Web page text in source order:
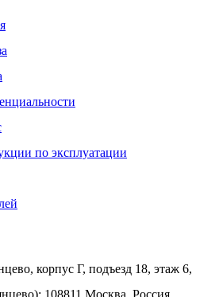
по эксплуатации
корпус Г, подъезд 18, этаж 6,
108811 Москва, Россия